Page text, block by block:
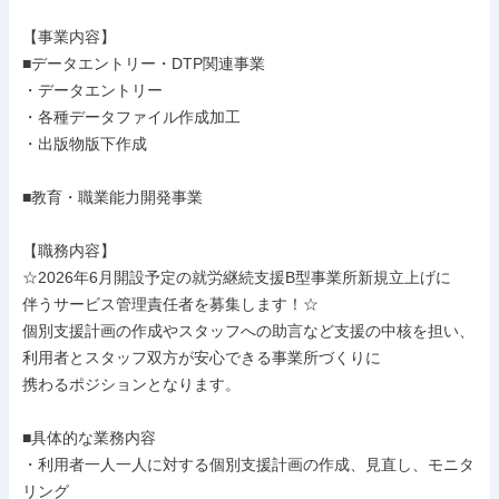
【事業内容】
■データエントリー・DTP関連事業
・データエントリー
・各種データファイル作成加工
・出版物版下作成
■教育・職業能力開発事業
【職務内容】
☆2026年6月開設予定の就労継続支援B型事業所新規立上げに
伴うサービス管理責任者を募集します！☆
個別支援計画の作成やスタッフへの助言など支援の中核を担い、
利用者とスタッフ双方が安心できる事業所づくりに
携わるポジションとなります。
■具体的な業務内容
・利用者一人一人に対する個別支援計画の作成、見直し、モニタ
リング